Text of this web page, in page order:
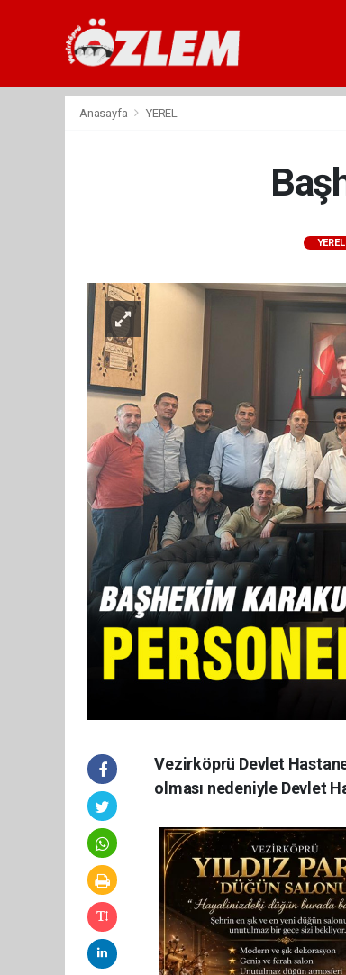
Anasayfa YEREL
YEREL
Vezirköprü Devlet
olması nedeniyle Devlet